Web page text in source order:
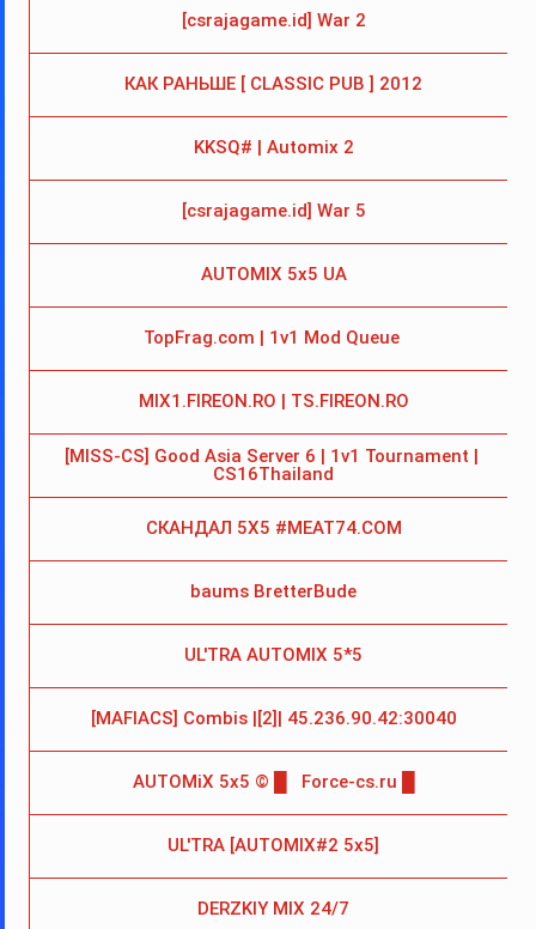
[csrajagame.id] War 2
КАК РАНЬШЕ [ CLASSIC PUB ] 2012
KKSQ# | Automix 2
[csrajagame.id] War 5
AUTOMIX 5x5 UA
TopFrag.com | 1v1 Mod Queue
MIX1.FIREON.RO | TS.FIREON.RO
[MISS-CS] Good Asia Server 6 | 1v1 Tournament |
CS16Thailand
СКАНДАЛ 5Х5 #MEAT74.COM
baums BretterBude
UL'TRA AUTOMIX 5*5
[MAFIACS] Combis |[2]| 45.236.90.42:30040
AUTOMiX 5x5 © █   Force-cs.ru █
UL'TRA [AUTOMIX#2 5x5]
DERZKIY MIX 24/7